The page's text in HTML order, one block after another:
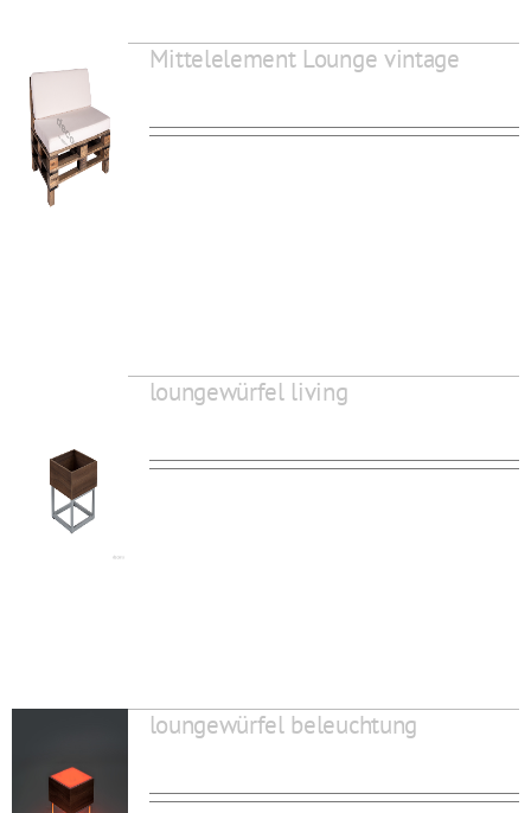
Mittelelement Lounge vintage
loungewürfel living
loungewürfel beleuchtung